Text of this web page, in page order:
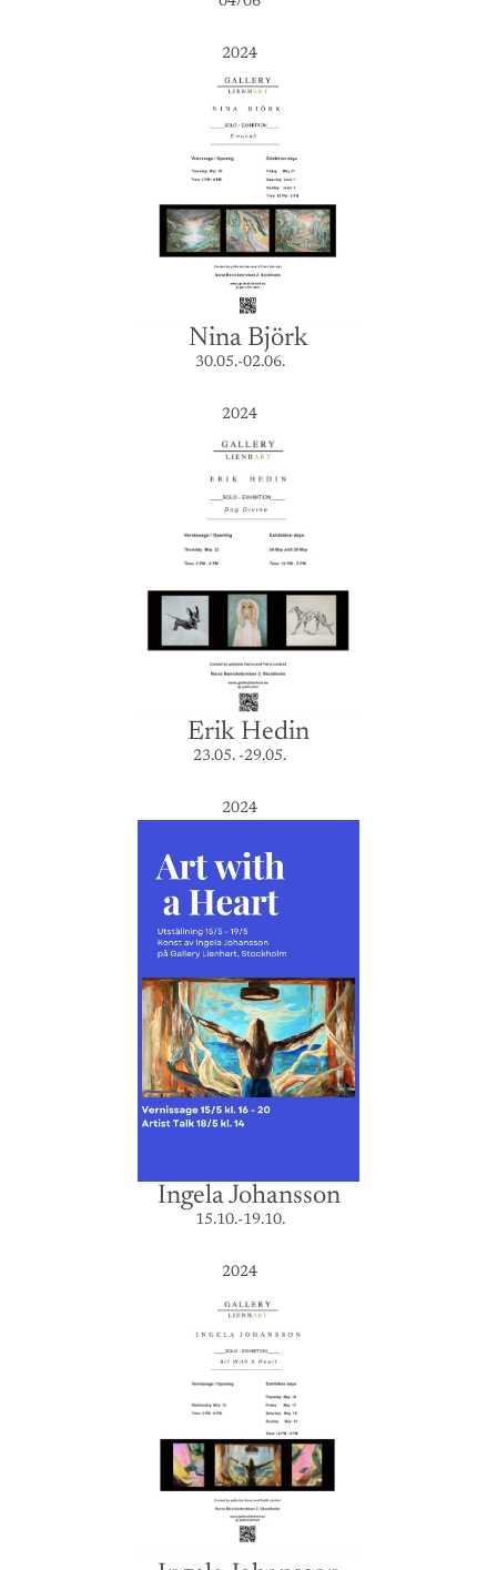
2024
Nina Björk
30.05.-02.06.
2024
Erik Hedin
23.05. -29.05.
2024
Ingela Johansson
15.10.-19.10.
2024